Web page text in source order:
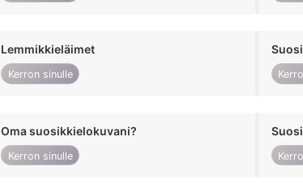
Lemmikkieläimet
Kerron sinulle
Oma suosikkielokuvani?
Kerron sinulle